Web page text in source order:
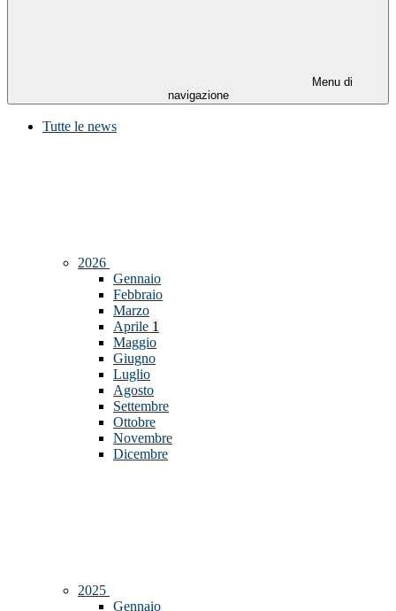
Menu di
navigazione
Tutte le news
2026
Gennaio
Febbraio
Marzo
Aprile 1
Maggio
Giugno
Luglio
Agosto
Settembre
Ottobre
Novembre
Dicembre
2025
Gennaio